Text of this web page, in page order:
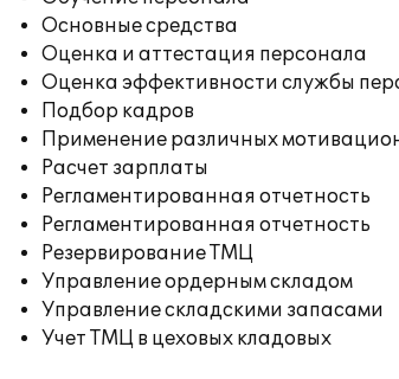
Основные средства
Оценка и аттестация персонала
Оценка эффективности службы
Подбор кадров
Применение различных
Расчет зарплаты
Регламентированная отчетность
Регламентированная отчетность
Резервирование ТМЦ
Управление ордерным складом
Управление складскими запасами
Учет ТМЦ в цеховых кладовых